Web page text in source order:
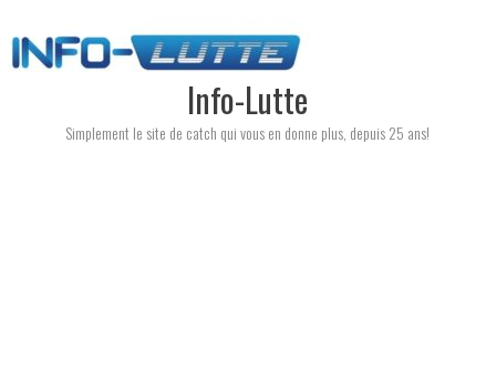
to
content
Info-Lutte
Simplement le site de catch qui vous en donne plus, depuis 25 ans!